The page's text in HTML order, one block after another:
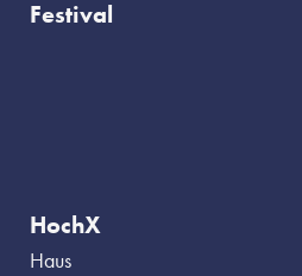
Festival
HochX
Haus